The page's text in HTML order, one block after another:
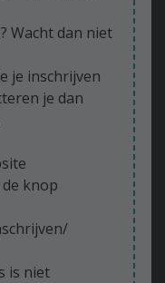
Wacht dan niet
je inschrijven
je dan
knop
is niet